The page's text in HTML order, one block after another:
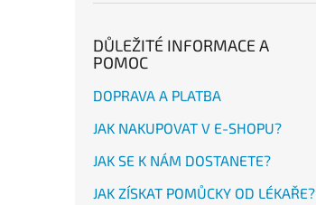
DŮLEŽITÉ INFORMACE A
POMOC
DOPRAVA A PLATBA
JAK NAKUPOVAT V E-SHOPU?
JAK SE K NÁM DOSTANETE?
JAK ZÍSKAT POMŮCKY OD LÉKAŘE?